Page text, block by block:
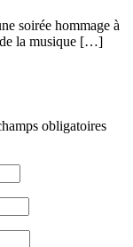
soirée hommage à
de la musique […]
obligatoires